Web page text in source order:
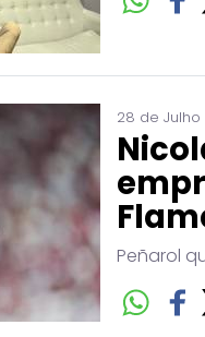
28 de
Peñarol